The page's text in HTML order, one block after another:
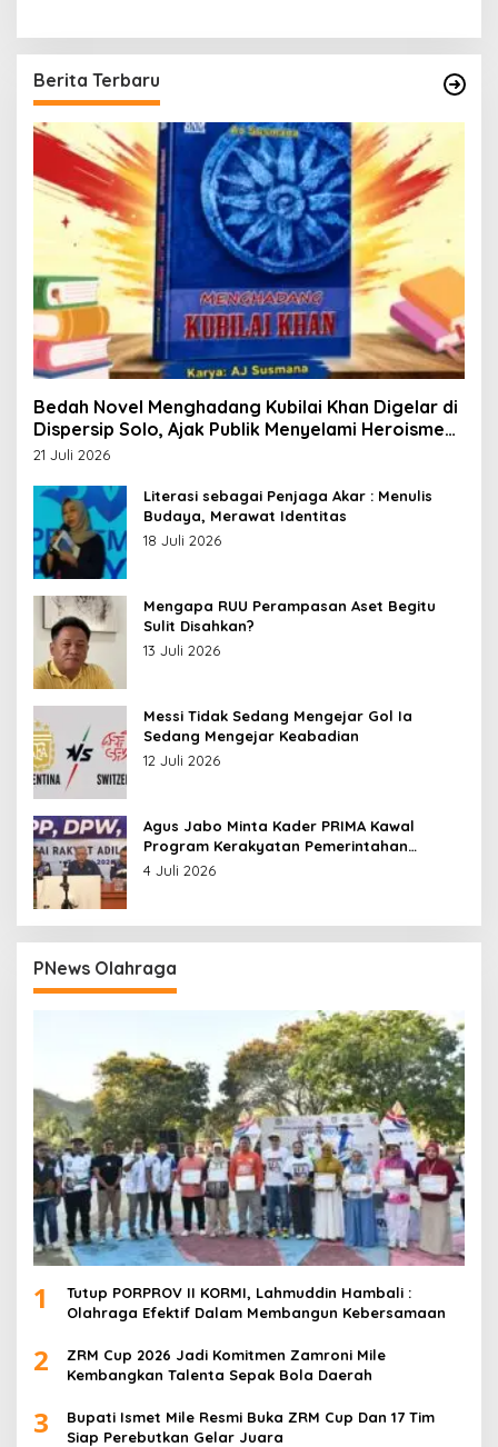
Berita Terbaru
Bedah Novel Menghadang Kubilai Khan Digelar di
Dispersip Solo, Ajak Publik Menyelami Heroisme
Leluhur Nusantara
21 Juli 2026
Literasi sebagai Penjaga Akar : Menulis
Budaya, Merawat Identitas
18 Juli 2026
Mengapa RUU Perampasan Aset Begitu
Sulit Disahkan?
13 Juli 2026
Messi Tidak Sedang Mengejar Gol Ia
Sedang Mengejar Keabadian
12 Juli 2026
Agus Jabo Minta Kader PRIMA Kawal
Program Kerakyatan Pemerintahan
Prabowo
4 Juli 2026
PNews Olahraga
1
Tutup PORPROV II KORMI, Lahmuddin Hambali :
Olahraga Efektif Dalam Membangun Kebersamaan
2
ZRM Cup 2026 Jadi Komitmen Zamroni Mile
Kembangkan Talenta Sepak Bola Daerah
3
Bupati Ismet Mile Resmi Buka ZRM Cup Dan 17 Tim
Siap Perebutkan Gelar Juara